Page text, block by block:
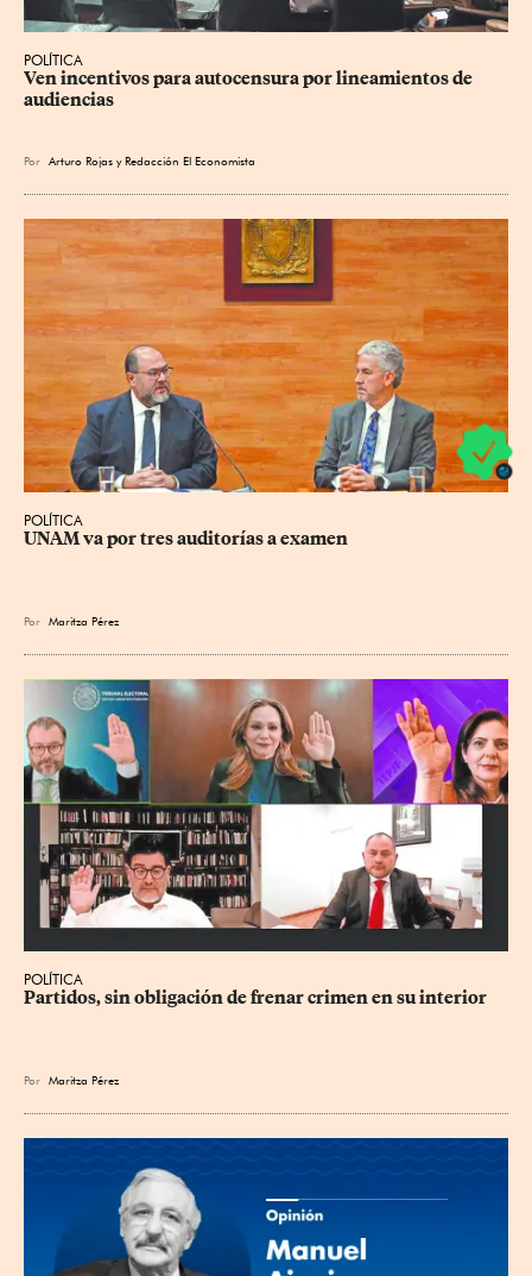
POLÍTICA
Ven incentivos para autocensura por lineamientos de
audiencias
Por Arturo Rojas yRedacción El Economista
POLÍTICA
UNAM va por tres auditorías a examen
Por Maritza Pérez
POLÍTICA
Partidos, sin obligación de frenar crimen en su interior
Por Maritza Pérez